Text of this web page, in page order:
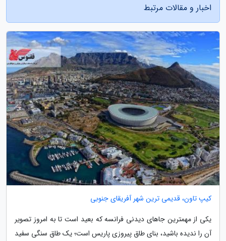
اخبار و مقالات مرتبط
کیپ تاون، قدیمی ترین شهر آفریقای جنوبی
یکی از مهمترین جاهای دیدنی فرانسه که بعید است تا به امروز تصویر
آن را ندیده باشید، بنای طاق پیروزی پاریس است؛ یک طاق سنگی سفید